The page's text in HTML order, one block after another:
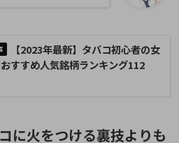
【2023年最新】タバコ初心者の女
すすめ人気銘柄ランキング112
に火をつける裏技よりも